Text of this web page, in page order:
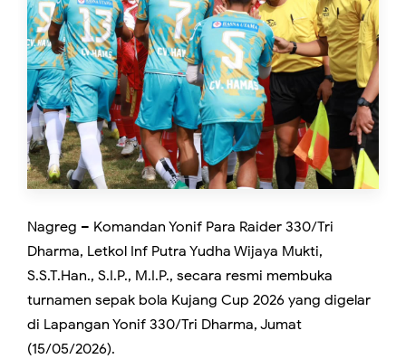
Nagreg – Komandan Yonif Para Raider 330/Tri
Dharma, Letkol Inf Putra Yudha Wijaya Mukti,
S.S.T.Han., S.I.P., M.I.P., secara resmi membuka
turnamen sepak bola Kujang Cup 2026 yang digelar
di Lapangan Yonif 330/Tri Dharma, Jumat
(15/05/2026).